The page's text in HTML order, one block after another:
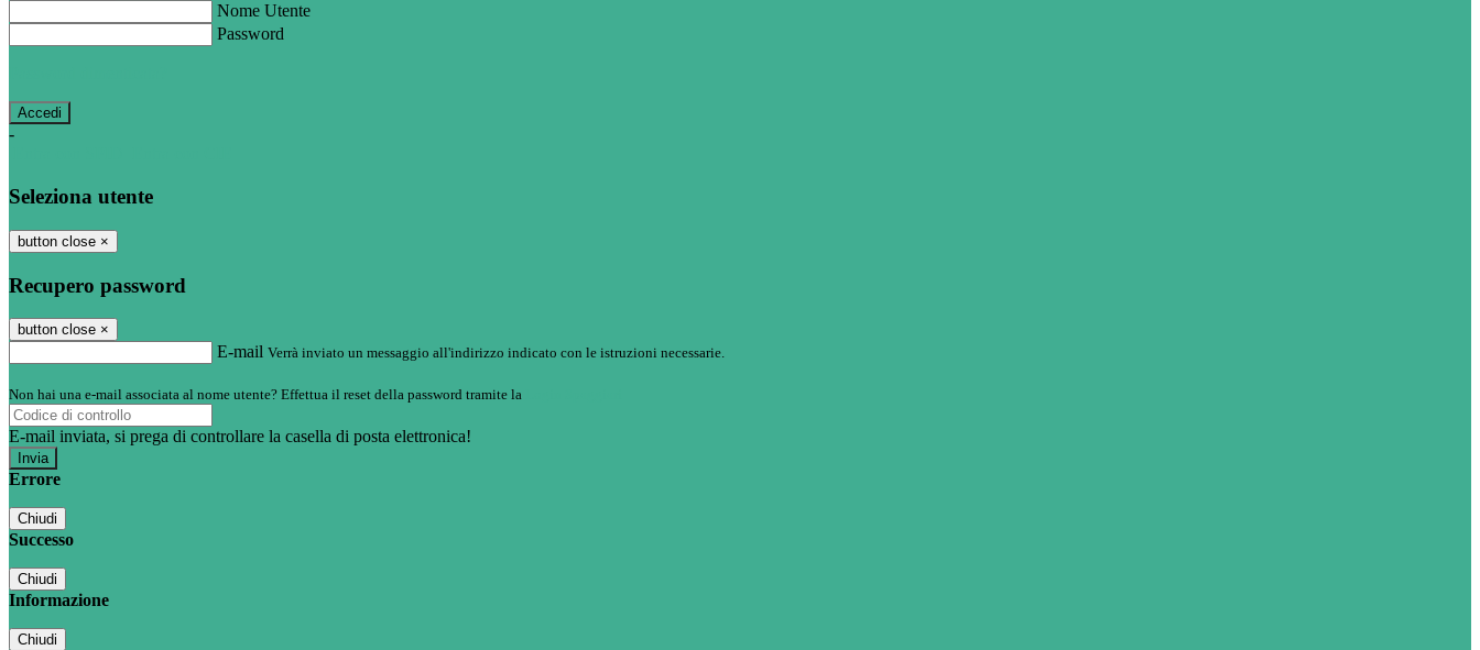
Nome Utente
Password
-
Seleziona utente
button close ×
Recupero password
button close ×
E-mail Verrà inviato un messaggio all'indirizzo indicato con le istruzioni necessarie.
Non hai una e-mail associata al nome utente? Effettua il reset della password tramite la
E-mail inviata, si prega di controllare la casella di posta elettronica!
Errore
Chiudi
Successo
Chiudi
Informazione
Chiudi